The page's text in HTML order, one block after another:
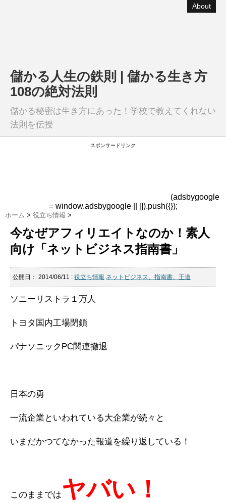
About
儲かる人生の鉄則 | 儲かる生き方
108の絶対法則
儲かる秘密は生き方にあった！学校で教えてくれない
法則を伝授
スポンサードリンク
(adsbygoogle
= window.adsbygoogle || []).push({});
ホーム > 役立ち情報 >
今なぜアフィリエイトなのか！素人
向け「ネットビジネス指南書」
公開日： 2014/06/11 : 役立ち情報 ネットビジネス、指南書、王道
ソニーリストラ１万人
トヨタ国内工場閉鎖
パナソニックPC関連撤退
日本の勇
一流企業といわれている大企業が続々と
いまだかつてなかった報道を繰り返している！
このままでは ヤバい！